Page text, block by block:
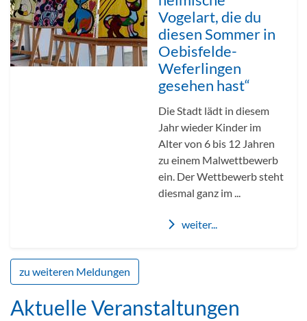
Vogelart, die du
diesen Sommer in
Oebisfelde-
Weferlingen
gesehen hast“
Die Stadt lädt in diesem
Jahr wieder Kinder im
Alter von 6 bis 12 Jahren
zu einem Malwettbewerb
ein. Der Wettbewerb steht
diesmal ganz im ...
weiter...
zu weiteren Meldungen
Aktuelle Veranstaltungen